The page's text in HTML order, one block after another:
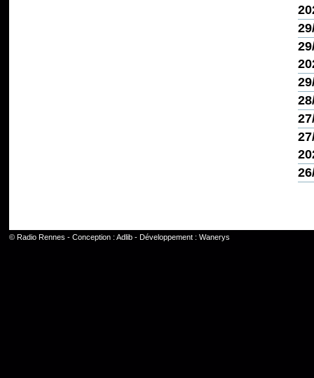
© Radio Rennes - Conception : Adlib- Développement : Wanerys